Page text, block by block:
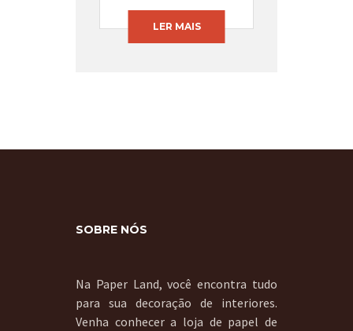
LER MAIS
SOBRE NÓS
Na Paper Land, você encontra tudo
para sua decoração de interiores.
Venha conhecer a loja de papel de